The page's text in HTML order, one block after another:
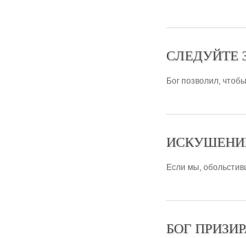
СЛЕДУЙТЕ
Бог позволил,
Если мы,
БОГ